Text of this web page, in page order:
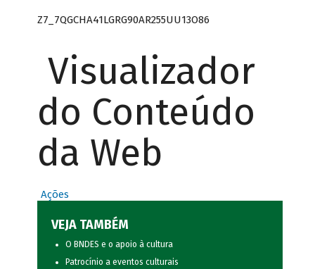
Z7_7QGCHA41LGRG90AR255UU13O86
Visualizador
do Conteúdo
da Web
Ações
VEJA TAMBÉM
O BNDES e o apoio à cultura
Patrocínio a eventos culturais